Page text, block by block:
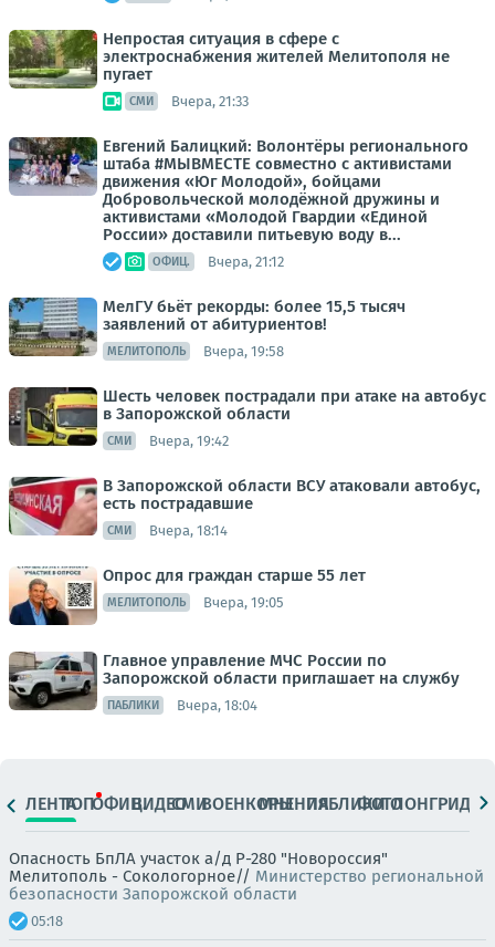
Непростая ситуация в сфере с
электроснабжения жителей Мелитополя не
пугает
СМИ Вчера, 21:33
Евгений Балицкий: Волонтёры регионального
штаба #МЫВМЕСТЕ совместно с активистами
движения «Юг Молодой», бойцами
Добровольческой молодёжной дружины и
активистами «Молодой Гвардии «Единой
России» доставили питьевую воду в...
ОФИЦ. Вчера, 21:12
МелГУ бьёт рекорды: более 15,5 тысяч
заявлений от абитуриентов!
МЕЛИТОПОЛЬ Вчера, 19:58
Шесть человек пострадали при атаке на автобус
в Запорожской области
СМИ Вчера, 19:42
В Запорожской области ВСУ атаковали автобус,
есть пострадавшие
СМИ Вчера, 18:14
Опрос для граждан старше 55 лет
МЕЛИТОПОЛЬ Вчера, 19:05
Главное управление МЧС России по
Запорожской области приглашает на службу
ПАБЛИКИ Вчера, 18:04
ЛЕНТАТОПОФИЦ.ВИДЕОСМИВОЕНКОРЫМНЕНИЯПАБЛИКИ
ФОТОЛОНГРИДЫ
Опасность БпЛА участок а/д Р-280 "Новороссия"
Мелитополь - Сокологорное// Министерство региональной
безопасности Запорожской области
05:18